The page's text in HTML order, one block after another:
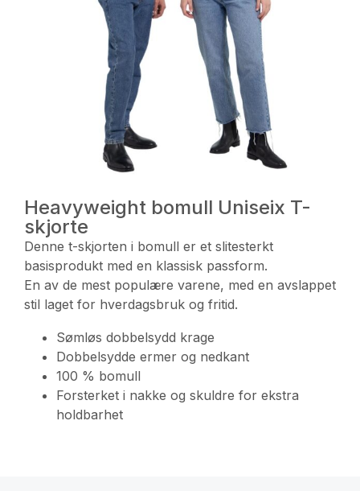
Heavyweight bomull Uniseix T-
skjorte
Denne t-skjorten i bomull er et slitesterkt
basisprodukt med en klassisk passform.
En av de mest populære varene, med en avslappet
stil laget for hverdagsbruk og fritid.
Sømløs dobbelsydd krage
Dobbelsydde ermer og nedkant
100 % bomull
Forsterket i nakke og skuldre for ekstra
holdbarhet